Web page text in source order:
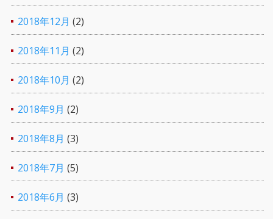
2018年12月 (2)
2018年11月 (2)
2018年10月 (2)
2018年9月 (2)
2018年8月 (3)
2018年7月 (5)
2018年6月 (3)